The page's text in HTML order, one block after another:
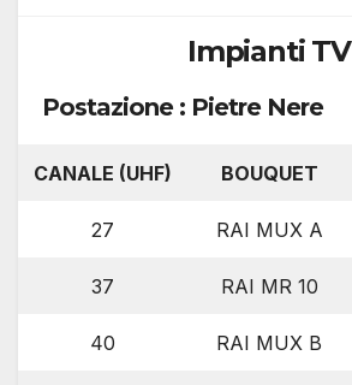
Impianti TV
Postazione : Pietre Nere
CANALE (UHF) BOUQUET
27 RAI MUX A
37 RAI MR 10
40 RAI MUX B